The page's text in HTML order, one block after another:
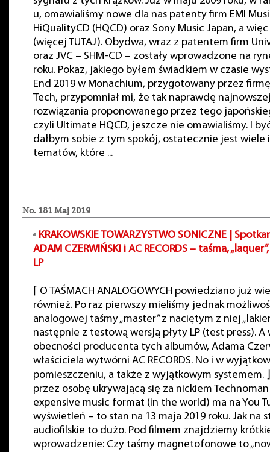
u, omawialiśmy nowe dla nas patenty firm EMI
HiQualityCD (HQCD) oraz Sony Music Japan, a
(więcej TUTAJ). Obydwa, wraz z patentem firm
oraz JVC – SHM-CD – zostały wprowadzone na
roku. Pokaz, jakiego byłem świadkiem w czasie
End 2019 w Monachium, przygotowany przez
Tech, przypomniał mi, że tak naprawdę
rozwiązania proponowanego przez tego
czyli Ultimate HQCD, jeszcze nie omawialiśmy. I
dałbym sobie z tym spokój, ostatecznie jest wiele
tematów, które ...
No. 181 Maj 2019
KRAKOWSKIE TOWARZYSTWO SONICZNE |
ADAM CZERWIŃSKI i AC RECORDS – taśma,
LP
⌈ O TAŚMACH ANALOGOWYCH powiedziano już
również. Po raz pierwszy mieliśmy jednak
analogowej taśmy „master” z naciętym z niej
następnie z testową wersją płyty LP (test press). A
obecności producenta tych albumów, Adama
właściciela wytwórni AC RECORDS. No i w
pomieszczeniu, a także z wyjątkowym systemem.
przez osobę ukrywającą się za nickiem
expensive music format (in the world) ma na You
wyświetleń – to stan na 13 maja 2019 roku. Jak na
audiofilskie to dużo. Pod filmem znajdziemy
wprowadzenie: Czy taśmy magnetofonowe to